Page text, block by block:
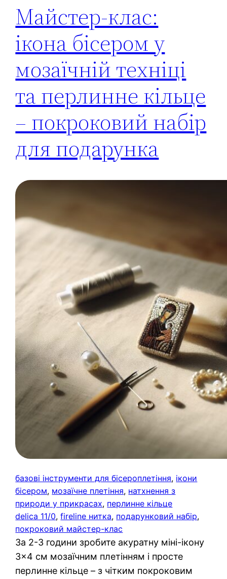
Майстер-клас:
ікона бісером у
мозаїчній техніці
та перлинне кільце
– покроковий набір
для подарунка
базові інструменти для бісероплетіння, ікони
бісером, мозаїчне плетіння, натхнення з
природи у прикрасах, перлинне кільце
delica 11/0, fireline нитка, подарунковий набір
покроковий майстер-клас
За 2-3 години зробите акуратну міні-ікону
3×4 см мозаїчним плетінням і просте
перлинне кільце – з чітким покроковим